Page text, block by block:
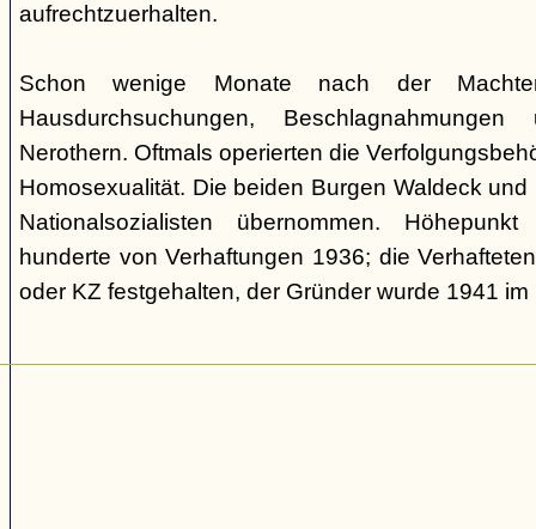
aufrechtzuerhalten.
Schon wenige Monate nach der
Hausdurchsuchungen,
Nerothern. Oftmals operierten die
Homosexualität. Die beiden Burgen Waldeck
Nationalsozialisten übernommen.
hunderte von Verhaftungen 1936; die
oder KZ festgehalten, der Gründer wurde 1941